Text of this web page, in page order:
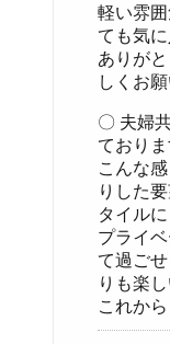
軽い雰
ても気に
ありが
しくお願
〇 夫婦
ておりま
こんな
りした
タイル
プライ
て過ご
りも楽
これか